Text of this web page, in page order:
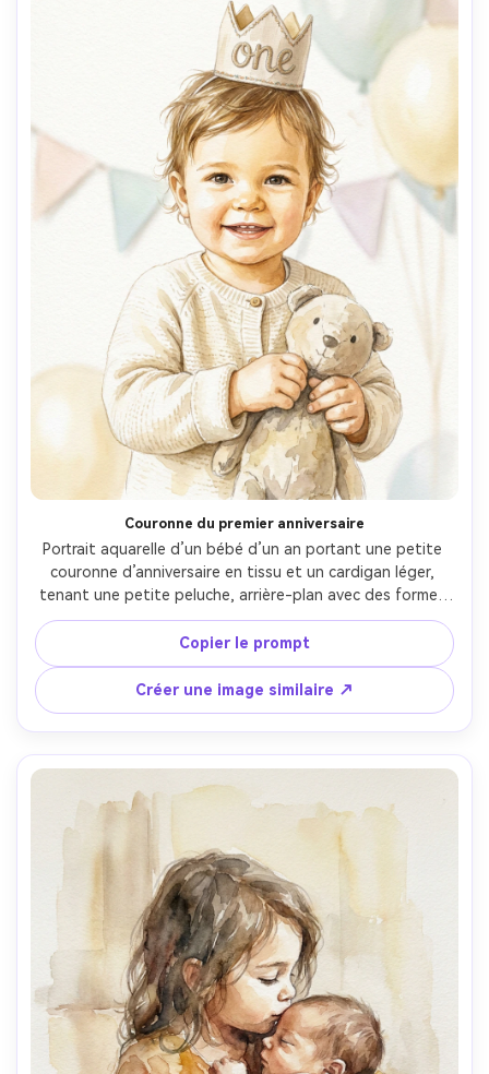
Couronne du premier anniversaire
Portrait aquarelle d’un bébé d’un an portant une petite
couronne d’anniversaire en tissu et un cardigan léger,
tenant une petite peluche, arrière-plan avec des formes
de fanions en lavis pâles, ambiance chaleureuse et
tendre, traits du visage nets, coups de pinceau délicats,
texture papier à grain fin, orientation portrait, objectif
85mm, faible profondeur de champ --ar 4:5
Copier le prompt
Créer une image similaire ↗